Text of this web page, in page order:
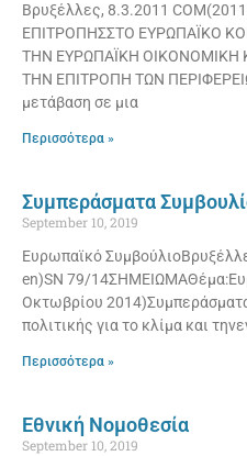
Βρυξέλλες, 8.3.2011
ΕΠΙΤΡΟΠΗΣΣΤΟ ΕΥΡΩΠΑΪΚΟ
ΤΗΝ ΕΥΡΩΠΑΪΚΗ ΟΙΚΟΝΟΜΙΚΗ
ΤΗΝ ΕΠΙΤΡΟΠΗ ΤΩΝ
μετάβαση σε μια
Περισσότερα »
Συμπεράσματα
September 10, 2019
Ευρωπαϊκό
en)SN 79/
Οκτωβρίου
πολιτικής για το κλίμα και
Περισσότερα »
Εθνική Νομοθεσία
September 10, 2019